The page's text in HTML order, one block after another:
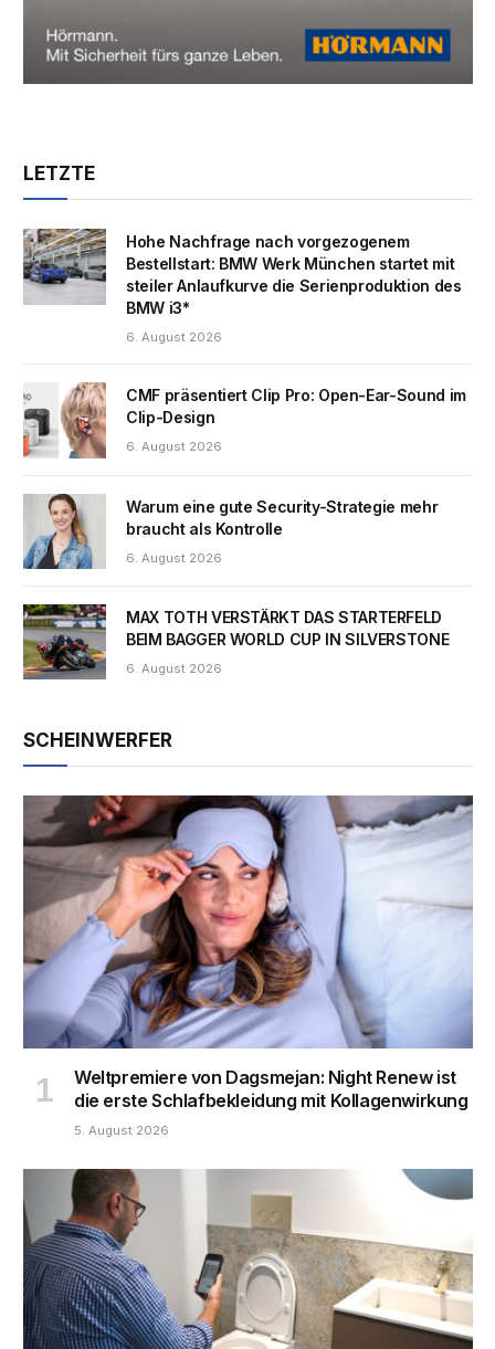
LETZTE
Hohe Nachfrage nach vorgezogenem
Bestellstart: BMW Werk München startet mit
steiler Anlaufkurve die Serienproduktion des
BMW i3*
6. August 2026
CMF präsentiert Clip Pro: Open-Ear-Sound im
Clip-Design
6. August 2026
Warum eine gute Security-Strategie mehr
braucht als Kontrolle
6. August 2026
MAX TOTH VERSTÄRKT DAS STARTERFELD
BEIM BAGGER WORLD CUP IN SILVERSTONE
6. August 2026
SCHEINWERFER
Weltpremiere von Dagsmejan: Night Renew ist
die erste Schlafbekleidung mit Kollagenwirkung
5. August 2026